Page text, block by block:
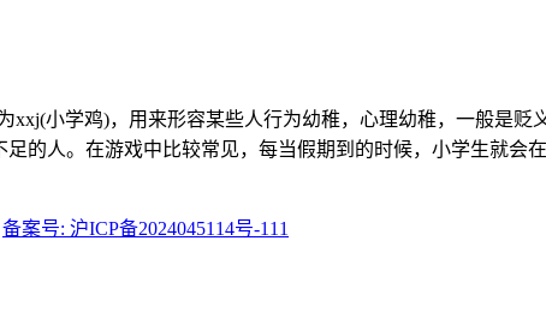
xxj(小学鸡)，用来形容某些人行为幼稚，心理幼稚，一般是
的人。在游戏中比较常见，每当假期到的时候，小学生就会
备案号: 沪ICP备2024045114号-111